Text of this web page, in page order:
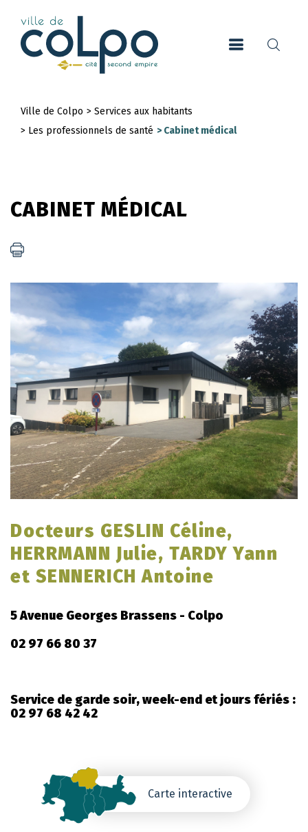
contenu
Fil
Ville de Colpo > Services aux habitants
> Les professionnels de santé > Cabinet médical
CABINET MÉDICAL
Docteurs GESLIN Céline,
HERRMANN Julie, TARDY Yann
et SENNERICH Antoine
5 Avenue Georges Brassens - Colpo
02 97 66 80 37
Service de garde soir, week-end et jours fériés :
02 97 68 42 42
Carte interactive